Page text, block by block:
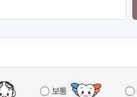
보통